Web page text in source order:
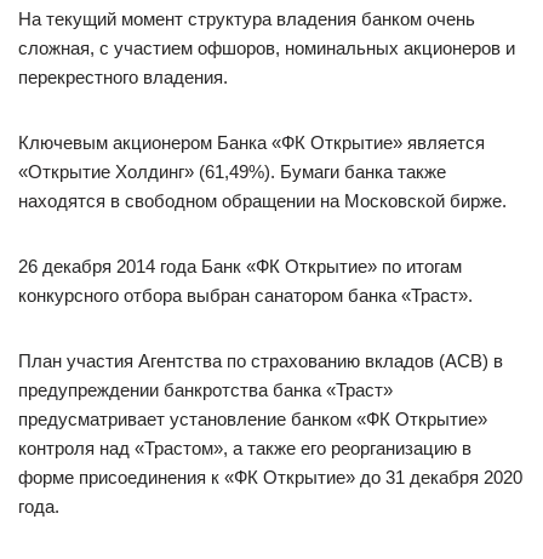
На текущий момент структура владения банком очень
сложная, с участием офшоров, номинальных акционеров и
перекрестного владения.
Ключевым акционером Банка «ФК Открытие» является
«Открытие Холдинг» (61,49%). Бумаги банка также
находятся в свободном обращении на Московской бирже.
26 декабря 2014 года Банк «ФК Открытие» по итогам
конкурсного отбора выбран санатором банка «Траст».
План участия Агентства по страхованию вкладов (АСВ) в
предупреждении банкротства банка «Траст»
предусматривает установление банком «ФК Открытие»
контроля над «Трастом», а также его реорганизацию в
форме присоединения к «ФК Открытие» до 31 декабря 2020
года.